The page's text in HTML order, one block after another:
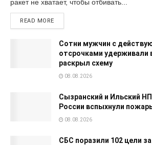
ракет не хватает, чтобы отбивать...
READ MORE
Сотни мужчин с
отсрочками удерживали
раскрыл схему
08.08.2026
Сызранский и Ильский
России вспыхнули
08.08.2026
СБС поразили 102 цели